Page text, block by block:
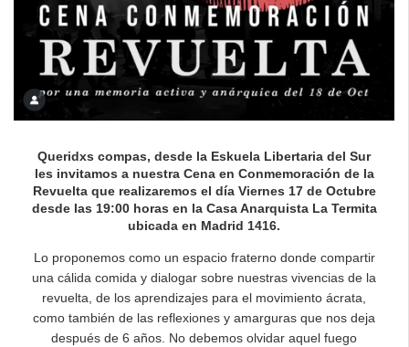
Queridxs compas, desde la Eskuela Libertaria del Sur
les invitamos a nuestra Cena en Conmemoración de la
Revuelta que realizaremos el día Viernes 17 de Octubre
desde las 19:00 horas en la Casa Anarquista La Termita
ubicada en Madrid 1416.
Lo proponemos como un espacio fraterno donde compartir
una cálida comida y dialogar sobre nuestras vivencias de la
revuelta, de los aprendizajes para el movimiento ácrata,
como también de las reflexiones y amarguras que nos deja
después de 6 años. No debemos olvidar aquel fuego